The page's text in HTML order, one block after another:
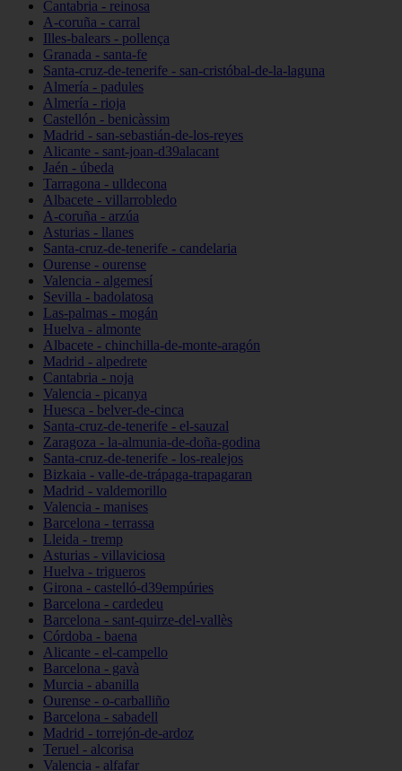
Cantabria - reinosa
A-coruña - carral
Illes-balears - pollença
Granada - santa-fe
Santa-cruz-de-tenerife - san-cristóbal-de-la-laguna
Almería - padules
Almería - rioja
Castellón - benicàssim
Madrid - san-sebastián-de-los-reyes
Alicante - sant-joan-d39alacant
Jaén - úbeda
Tarragona - ulldecona
Albacete - villarrobledo
A-coruña - arzúa
Asturias - llanes
Santa-cruz-de-tenerife - candelaria
Ourense - ourense
Valencia - algemesí
Sevilla - badolatosa
Las-palmas - mogán
Huelva - almonte
Albacete - chinchilla-de-monte-aragón
Madrid - alpedrete
Cantabria - noja
Valencia - picanya
Huesca - belver-de-cinca
Santa-cruz-de-tenerife - el-sauzal
Zaragoza - la-almunia-de-doña-godina
Santa-cruz-de-tenerife - los-realejos
Bizkaia - valle-de-trápaga-trapagaran
Madrid - valdemorillo
Valencia - manises
Barcelona - terrassa
Lleida - tremp
Asturias - villaviciosa
Huelva - trigueros
Girona - castelló-d39empúries
Barcelona - cardedeu
Barcelona - sant-quirze-del-vallès
Córdoba - baena
Alicante - el-campello
Barcelona - gavà
Murcia - abanilla
Ourense - o-carballiño
Barcelona - sabadell
Madrid - torrejón-de-ardoz
Teruel - alcorisa
Valencia - alfafar